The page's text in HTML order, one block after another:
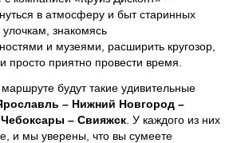
в атмосферу и быт старинных
улочкам, знакомясь
и музеями, расширить кругозор,
просто приятно провести время.
будут такие удивительные
– Нижний Новгород –
– Свияжск . У каждого из них
и мы уверены, что вы сумеете